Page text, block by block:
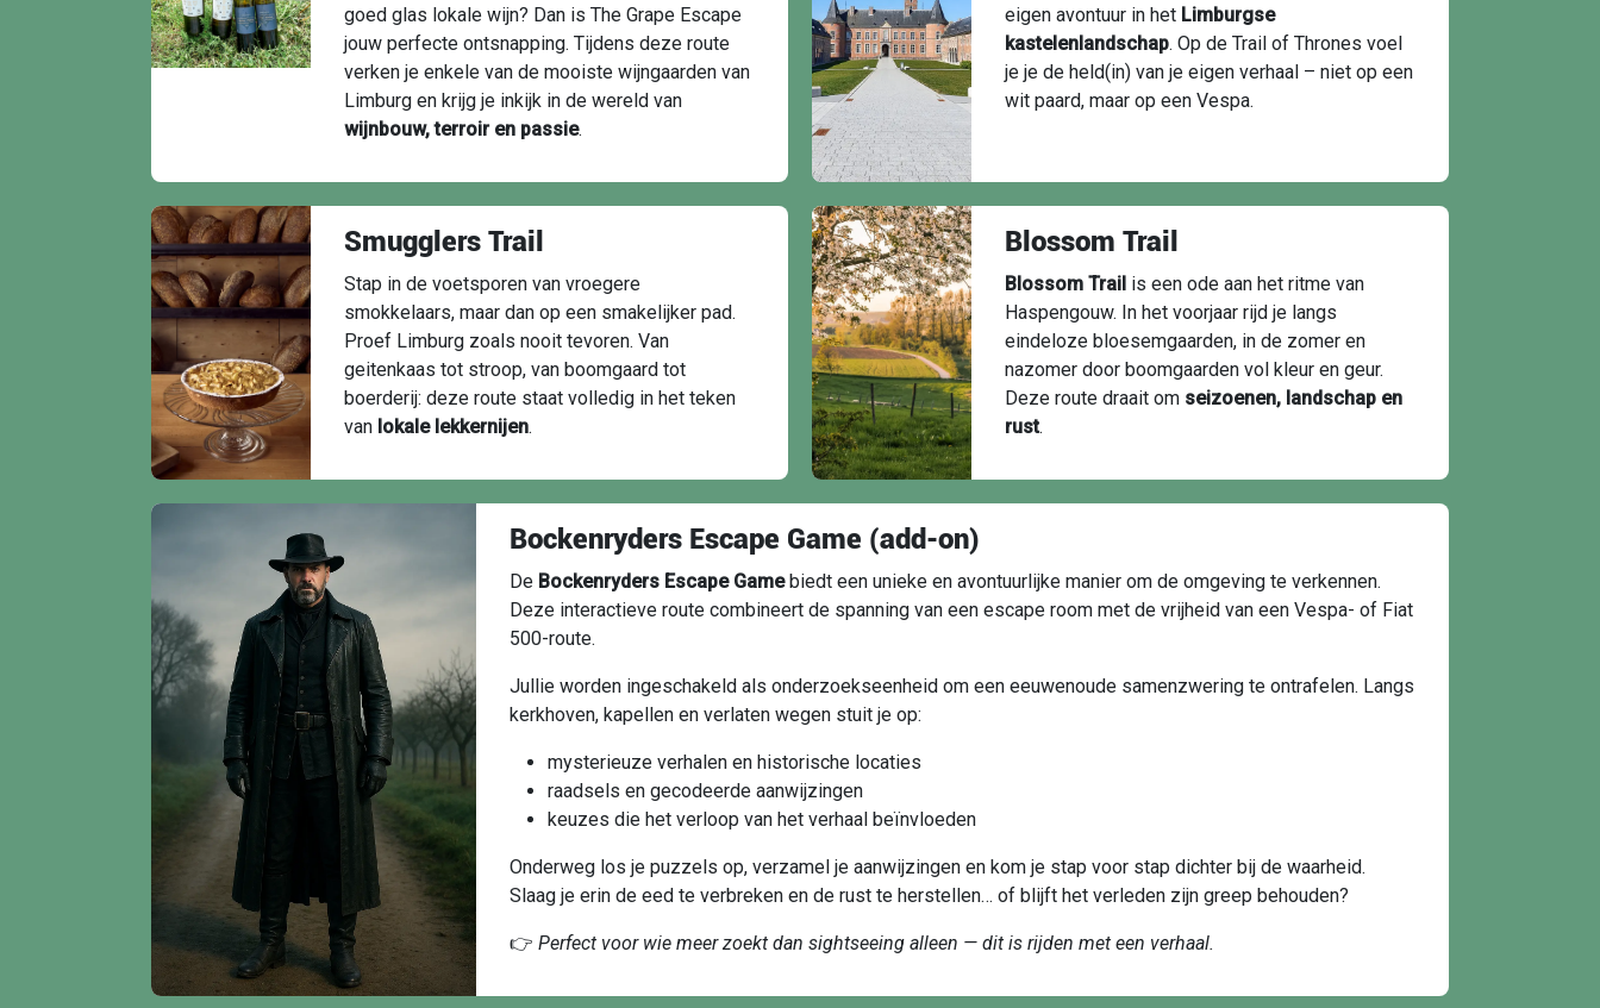
goed glas lokale wijn? Dan is The Grape Escape
jouw perfecte ontsnapping. Tijdens deze route
verken je enkele van de mooiste wijngaarden van
Limburg en krijg je inkijk in de wereld van
wijnbouw, terroir en passie.
eigen avontuur in het Limburgse
kastelenlandschap. Op de Trail of Thrones voel
je je de held(in) van je eigen verhaal – niet op een
wit paard, maar op een Vespa.
Smugglers Trail
Stap in de voetsporen van vroegere
smokkelaars, maar dan op een smakelijker pad.
Proef Limburg zoals nooit tevoren. Van
geitenkaas tot stroop, van boomgaard tot
boerderij: deze route staat volledig in het teken
van lokale lekkernijen.
Bockenryders Escape Game (add-on)
De Bockenryders Escape Gamebiedt een unieke en avontuurlijke manier om de omgeving te verkennen.
Deze interactieve route combineert de spanning van een escape room met de vrijheid van een Vespa- of Fiat
500-route.
Jullie worden ingeschakeld als onderzoekseenheid om een eeuwenoude samenzwering te ontrafelen. Langs
kerkhoven, kapellen en verlaten wegen stuit je op:
mysterieuze verhalen en historische locaties
raadsels en gecodeerde aanwijzingen
keuzes die het verloop van het verhaal beïnvloeden
Onderweg los je puzzels op, verzamel je aanwijzingen en kom je stap voor stap dichter bij de waarheid.
Slaag je erin de eed te verbreken en de rust te herstellen… of blijft het verleden zijn greep behouden?
👉 Perfect voor wie meer zoekt dan sightseeing alleen — dit is rijden met een verhaal.
Blossom Trail
Blossom Trail is een ode aan het ritme van
Haspengouw. In het voorjaar rijd je langs
eindeloze bloesemgaarden, in de zomer en
nazomer door boomgaarden vol kleur en geur.
Deze route draait om seizoenen, landschap en
rust.